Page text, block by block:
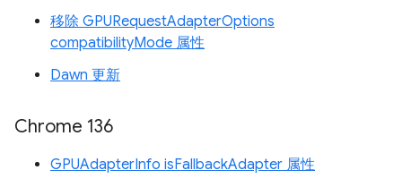
移除 GPURequestAdapterOptions
compatibilityMode 属性
Dawn 更新
Chrome 136
GPUAdapterInfo isFallbackAdapter 属性